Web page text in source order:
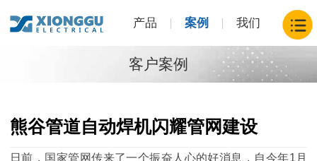
产品 案例 我们
客户案例
熊谷管道自动焊机闪耀管网建设
日前，国家管网传来了一个振奋人心的好消息，自今年1月